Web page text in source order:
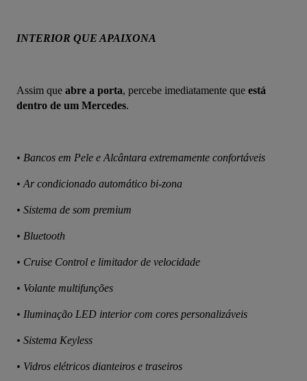
INTERIOR QUE APAIXONA
Assim que abre a porta, percebe imediatamente que está
dentro de um Mercedes.
• Bancos em Pele e Alcântara extremamente confortáveis
• Ar condicionado automático bi-zona
• Sistema de som premium
• Bluetooth
• Cruise Control e limitador de velocidade
• Volante multifunções
• Iluminação LED interior com cores personalizáveis
• Sistema Keyless
• Vidros elétricos dianteiros e traseiros